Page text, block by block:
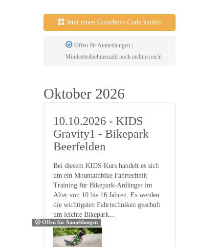
Jetzt einen Gutschein-Code kaufen
Offen für Anmeldungen |
Mindestteilnehmerzahl noch nicht erreicht
Oktober 2026
10.10.2026 - KIDS
Gravity1 - Bikepark
Beerfelden
Bei diesem KIDS Kurs handelt es sich
um ein Mountainbike Fahrtechnik
Training für Bikepark-Anfänger im
Alter von 10 bis 16 Jahren. Es werden
die wichtigsten Fahrtechniken geschult
um leichte Bikepark...
Offen für Anmeldungen